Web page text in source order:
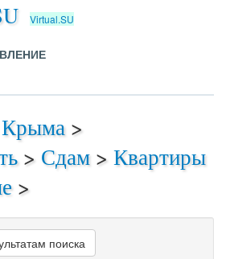
Virtual.SU
Крыма >
> Сдам > Квартиры
>
поиска